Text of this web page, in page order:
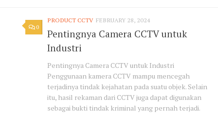
0
PRODUCT CCTV FEBRUARY 28, 2024
Pentingnya Camera CCTV untuk
Industri
Pentingnya Camera CCTV untuk Industri
Penggunaan kamera CCTV mampu mencegah
terjadinya tindak kejahatan pada suatu objek. Selain
itu, hasil rekaman dari CCTV juga dapat digunakan
sebagai bukti tindak kriminal yang pernah terjadi.